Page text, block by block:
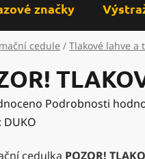
značky
cedule / Tlakové lahve a
Podrobnosti
DUKO
cedulka POZOR!